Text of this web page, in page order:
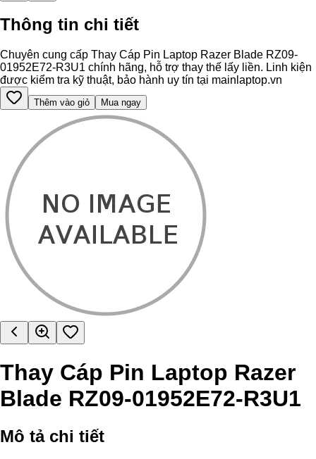
Thông tin chi tiết
Chuyên cung cấp Thay Cáp Pin Laptop Razer Blade RZ09-
01952E72-R3U1 chính hãng, hỗ trợ thay thế lấy liền. Linh kiện
được kiểm tra kỹ thuật, bảo hành uy tín tại mainlaptop.vn
Thêm vào giỏ Mua ngay
Thay Cáp Pin Laptop Razer
Blade RZ09-01952E72-R3U1
Mô tả chi tiết